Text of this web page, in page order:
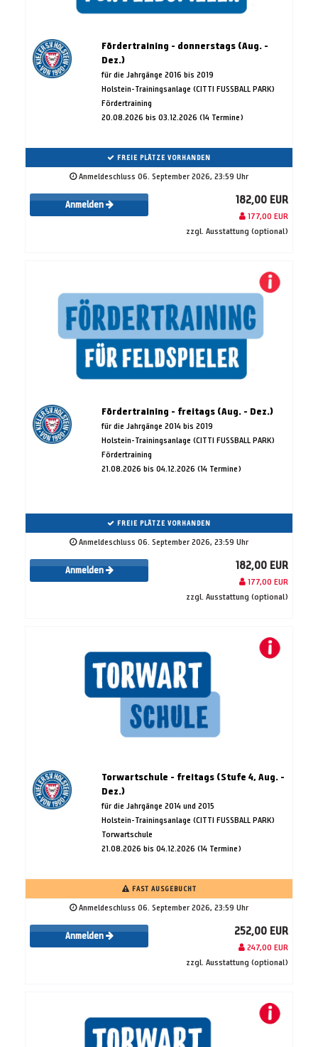
Fördertraining - donnerstags (Aug. -
Dez.)
für die Jahrgänge 2016 bis 2019
Holstein-Trainingsanlage (CITTI FUSSBALL PARK)
Fördertraining
20.08.2026 bis 03.12.2026 (14 Termine)
FREIE PLÄTZE VORHANDEN
Anmeldeschluss 06. September 2026, 23:59 Uhr
Anmelden 182,00 EUR
177,00 EUR
zzgl. Ausstattung (optional)
Fördertraining - freitags (Aug. - Dez.)
für die Jahrgänge 2014 bis 2019
Holstein-Trainingsanlage (CITTI FUSSBALL PARK)
Fördertraining
21.08.2026 bis 04.12.2026 (14 Termine)
FREIE PLÄTZE VORHANDEN
Anmeldeschluss 06. September 2026, 23:59 Uhr
Anmelden 182,00 EUR
177,00 EUR
zzgl. Ausstattung (optional)
Torwartschule - freitags (Stufe 4, Aug. -
Dez.)
für die Jahrgänge 2014 und 2015
Holstein-Trainingsanlage (CITTI FUSSBALL PARK)
Torwartschule
21.08.2026 bis 04.12.2026 (14 Termine)
FAST AUSGEBUCHT
Anmeldeschluss 06. September 2026, 23:59 Uhr
Anmelden 252,00 EUR
247,00 EUR
zzgl. Ausstattung (optional)